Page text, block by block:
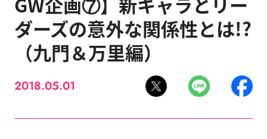
ダーズの意外な関係性とは!?
（九門＆万里編）
2018.05.01